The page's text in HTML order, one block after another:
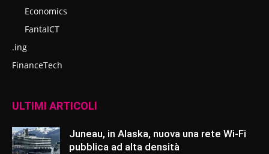
Economics
FantaICT
.ing
FinanceTech
ULTIMI ARTICOLI
Juneau, in Alaska, nuova una rete Wi-Fi
pubblica ad alta densità